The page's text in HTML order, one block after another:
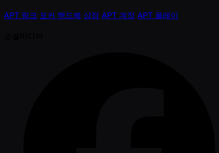
APT 링크 포커 핸드북 상점 APT 계정 APT 플레이